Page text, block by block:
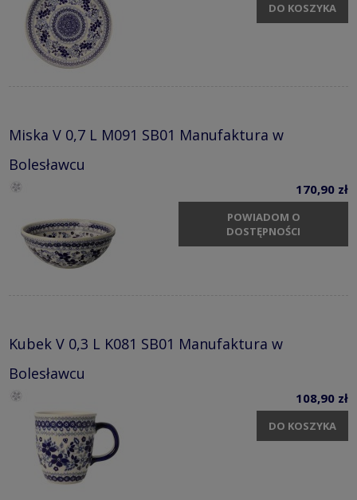
DO KOSZYKA
Miska V 0,7 L M091 SB01 Manufaktura w
Bolesławcu
170,90 zł
POWIADOM O
DOSTĘPNOŚCI
Kubek V 0,3 L K081 SB01 Manufaktura w
Bolesławcu
108,90 zł
DO KOSZYKA